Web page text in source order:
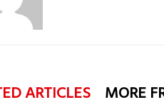
ARTICLES MORE